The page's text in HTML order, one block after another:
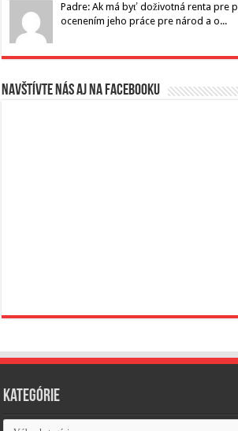
Padre: Ak má byť doživotná renta pre
ocenením jeho práce pre národ a o...
Navštívte nás aj na Facebooku
Kategórie
Kategórie